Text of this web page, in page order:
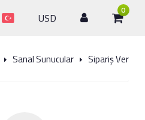
USD
0
Sanal Sunucular Sipariş Ver